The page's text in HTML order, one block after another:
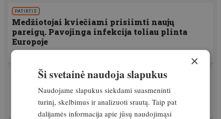
PATIRTIS
Medžiotojai kviečiami prisiimti naujų
pareigų. Pavojinga infekcija toliau plinta
Europoje
Snukio ir nagų liga plinta: nauji atvejai
fiksuojami Slovakijoje ir Vengrijoje
27. kovas, 2025
×
Ši svetainė naudoja slapukus
Naudojame slapukus siekdami suasmeninti
turinį, skelbimus ir analizuoti srautą. Taip pat
dalijamės informacija apie jūsų naudojimąsi